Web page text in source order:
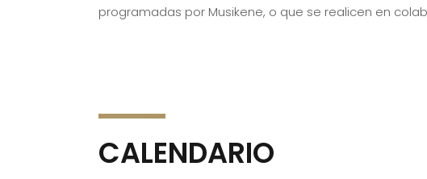
programadas por Musikene, o que se realicen en
CALENDARIO